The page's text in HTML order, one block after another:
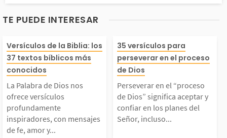
TE PUEDE INTERESAR
Palabra de Dios n
ofrece versículos p
inspira
con mensajes d
Versículos de la Biblia: los
37 textos bíblicos más
conocidos
La Palabra de Dios nos
ofrece versículos
profundamente
inspiradores, con mensajes
de fe, amor y...
Perseverar en
ceso de Dios”
a aceptar y
los planes del
35 versículos para
perseverar en el proceso
de Dios
Perseverar en el “proceso
de Dios” significa aceptar y
confiar en los planes del
Señor, incluso...